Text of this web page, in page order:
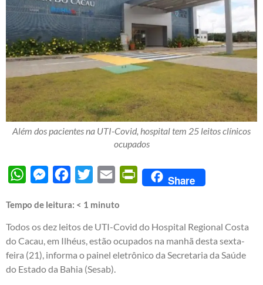
Além dos pacientes na UTI-Covid, hospital tem 25 leitos clínicos
ocupados
WhatsAppMessengerFacebook
Twitter Email PrintFriendly
Share
Tempo de leitura: < 1 minuto
Todos os dez leitos de UTI-Covid do Hospital Regional Costa
do Cacau, em Ilhéus, estão ocupados na manhã desta sexta-
feira (21), informa o painel eletrônico da Secretaria da Saúde
do Estado da Bahia (Sesab).